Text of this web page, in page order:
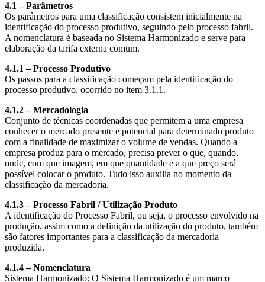
4.1 – Parâmetros
Os parâmetros para uma classificação consistem inicialmente na
identificação do processo produtivo, seguindo pelo processo fabril.
A nomenclatura é baseada no Sistema Harmonizado e serve para
elaboração da tarifa externa comum.
4.1.1 – Processo Produtivo
Os passos para a classificação começam pela identificação do
processo produtivo, ocorrido no item 3.1.1.
4.1.2 – Mercadologia
Conjunto de técnicas coordenadas que permitem a uma empresa
conhecer o mercado presente e potencial para determinado produto
com a finalidade de maximizar o volume de vendas. Quando a
empresa produz para o mercado, precisa prever o que, quando,
onde, com que imagem, em que quantidade e a que preço será
possível colocar o produto. Tudo isso auxilia no momento da
classificação da mercadoria.
4.1.3 – Processo Fabril / Utilização Produto
A identificação do Processo Fabril, ou seja, o processo envolvido na
produção, assim como a definição da utilização do produto, também
são fatores importantes para a classificação da mercadoria
produzida.
4.1.4 – Nomenclatura
Sistema Harmonizado: O Sistema Harmonizado é um marco